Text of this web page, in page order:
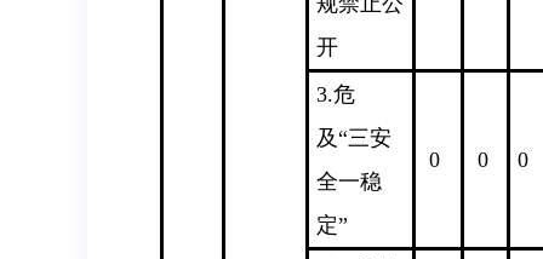
开
3.危
及“三安
全一稳
定”
0 0 0